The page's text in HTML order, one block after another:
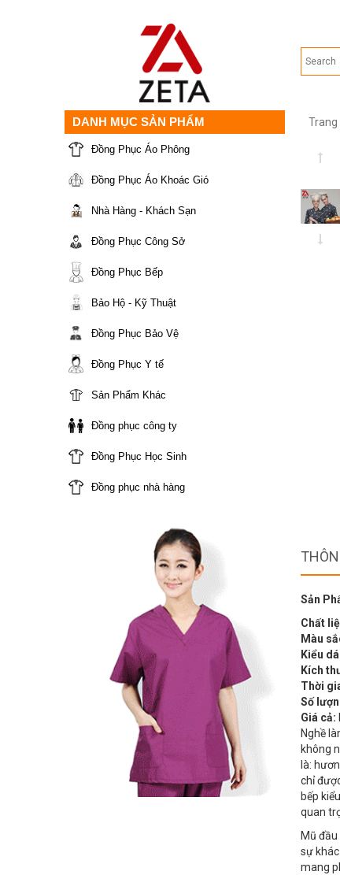
DANH MỤC SẢN PHẨM
Đồng Phục Áo Phông
Đồng Phục Áo Khoác Gió
Nhà Hàng - Khách Sạn
Đồng Phục Công Sở
Đồng Phục Bếp
Bảo Hộ - Kỹ Thuật
Đồng Phục Bảo Vệ
Đồng Phục Y tế
Sản Phẩm Khác
Đồng phục công ty
Đồng Phục Học Sinh
Đồng phục nhà hàng
Trang
Sản
Chất
Màu
Kiểu
Kích
Thời
Số
Giá cả:
Nghề
không
là:
chỉ
bếp
quan
Mũ đầu
sự
mang